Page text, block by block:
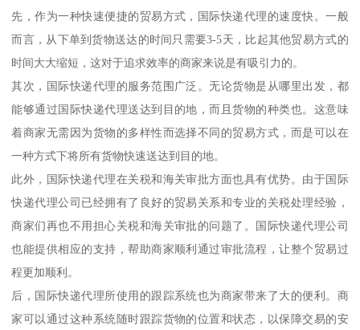
先，作为一种快速便捷的贸易方式，国际快递代理的速度快。一般
而言，从下单到货物送达的时间只需要3-5天，比起其他贸易方式的
时间大大缩短，这对于追求效率的商家来说是有吸引力的。
其次，国际快递代理的服务范围广泛。无论货物是从哪里出发，都
能够通过国际快递代理送达到目的地，而且货物的种类也。这意味
着商家无需因为货物的多样性而选择不同的贸易方式，而是可以在
一种方式下将所有货物快速送达到目的地。
此外，国际快递代理在关税和海关审批方面也具有优势。由于国际
快递代理公司已经拥有了良好的贸易关系和专业的关税处理经验，
商家们再也不用担心关税和海关审批的问题了。国际快递代理公司
也能提供相应的支持，帮助商家顺利通过审批流程，让整个贸易过
程更加顺利。
后，国际快递代理所使用的跟踪系统也为商家带来了大的便利。商
家可以通过这种系统随时跟踪货物的位置和状态，以保障交易的安